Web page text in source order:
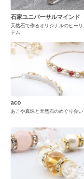
石家ユニバーサルマインド
天然石で作るオリジナルのヒーリ
テム
aco
あこや真珠と天然石のめぐり会い